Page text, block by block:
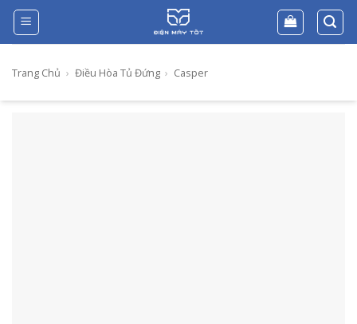
Skip
content
Trang Chủ › Điều Hòa Tủ Đứng › Casper